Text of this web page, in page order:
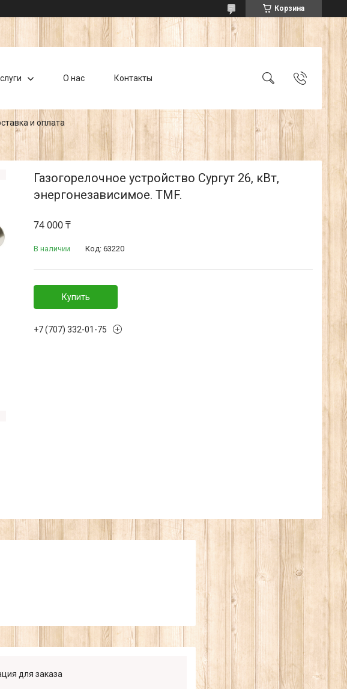
Корзина
О нас Контакты
и оплата
Газогорелочное устройство Сургут 26, кВт,
энергонезависимое. TMF.
74 000 ₸
В наличии Код: 63220
Купить
+7 (707) 332-01-75
для заказа